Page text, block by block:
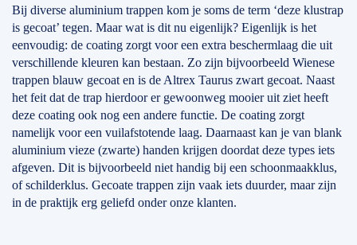
Bij diverse aluminium trappen kom je soms de term ‘deze klustrap
is gecoat’ tegen. Maar wat is dit nu eigenlijk? Eigenlijk is het
eenvoudig: de coating zorgt voor een extra beschermlaag die uit
verschillende kleuren kan bestaan. Zo zijn bijvoorbeeld Wienese
trappen blauw gecoat en is de Altrex Taurus zwart gecoat. Naast
het feit dat de trap hierdoor er gewoonweg mooier uit ziet heeft
deze coating ook nog een andere functie. De coating zorgt
namelijk voor een vuilafstotende laag. Daarnaast kan je van blank
aluminium vieze (zwarte) handen krijgen doordat deze types iets
afgeven. Dit is bijvoorbeeld niet handig bij een schoonmaakklus,
of schilderklus. Gecoate trappen zijn vaak iets duurder, maar zijn
in de praktijk erg geliefd onder onze klanten.